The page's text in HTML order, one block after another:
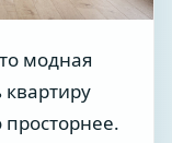
модная
квартиру
просторнее.